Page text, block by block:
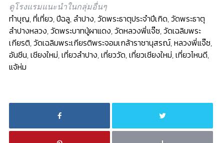
ดูโรงแรมแนะนำในกลุ่มอื่นๆ
ทำบุญ,ที่เที่ยว,ปีฉลู,ลำปาง,วัดพระธาตุประจำปีเกิด,วัดพระธาตุ
ลำปางหลวง,วัดพระบาทปู่ผาแดง,วัดหลวงพี่แจ๊ซ,วัดเฉลิมพระ
เกียรติ,วัดเฉลิมพระเกียรติพระจอมเกล้าราชานุสรณ์,หลวงพี่แจ๊ซ,
อันซีน,เชียงใหม่,เที่ยวลำปาง,เที่ยววัด,เที่ยวเชียงใหม่,เที่ยวไหนดี,
แจ้ห่ม